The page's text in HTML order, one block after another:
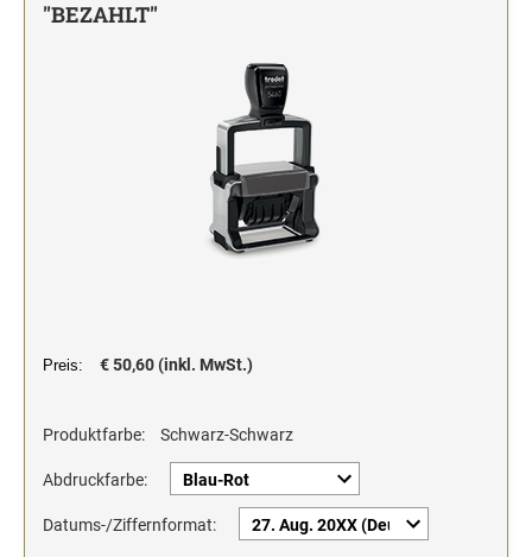
Einfärbig
Stempelfarben und Stempelträger
"BEZAHLT"
Preis: € 50,60 (inkl. MwSt.)
Produktfarbe: Schwarz-Schwarz
Abdruckfarbe:
Datums-/Ziffernformat: